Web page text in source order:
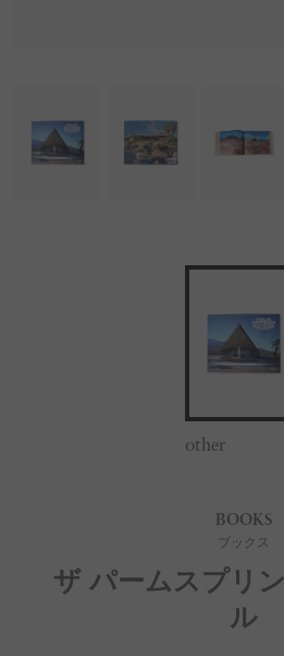
other
BOOKS
ブックス
ザ パームスプリ
ル